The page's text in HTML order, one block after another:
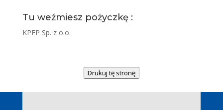
Tu weźmiesz pożyczkę :
KPFP Sp. z o.o.
Drukuj tę stronę